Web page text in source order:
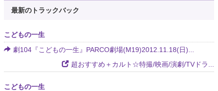
最新のトラックバック
こどもの一生
劇104『こどもの一生』PARCO劇場(M19)2012.11.18(日)...
超おすすめ＋カルト☆特撮/映画/演劇/TVドラ...
こどもの一生